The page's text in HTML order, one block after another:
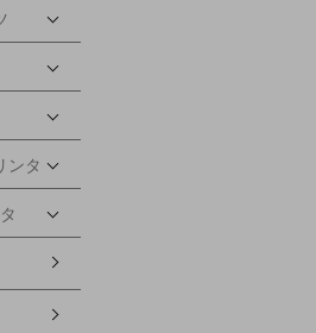
ンタ